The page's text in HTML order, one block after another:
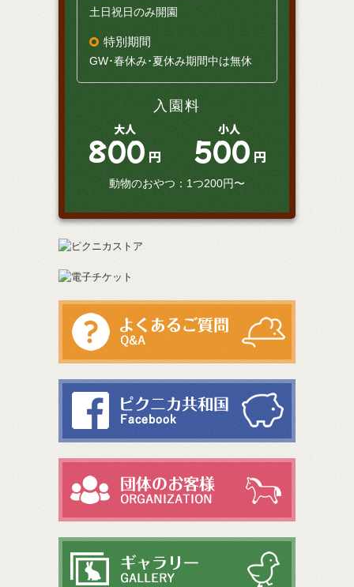
土日祝日のみ開園
特別期間
GW･春休み･夏休み期間中は無休
入園料
大人
800 円
小人
500 円
動物のおやつ：1つ200円〜